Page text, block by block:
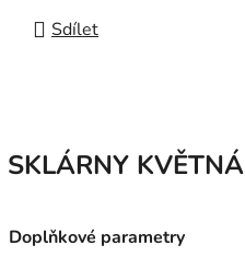
Sdílet
SKLÁRNY KVĚTNÁ
Doplňkové parametry